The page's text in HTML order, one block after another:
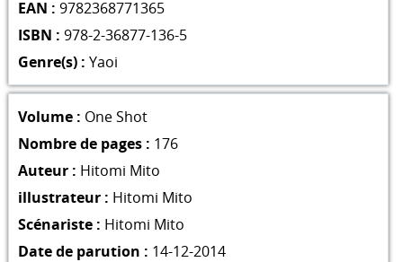
EAN : 9782368771365
ISBN : 978-2-36877-136-5
Genre(s) : Yaoi
Volume : One Shot
Nombre de pages : 176
Auteur : Hitomi Mito
illustrateur : Hitomi Mito
Scénariste : Hitomi Mito
Date de parution : 14-12-2014